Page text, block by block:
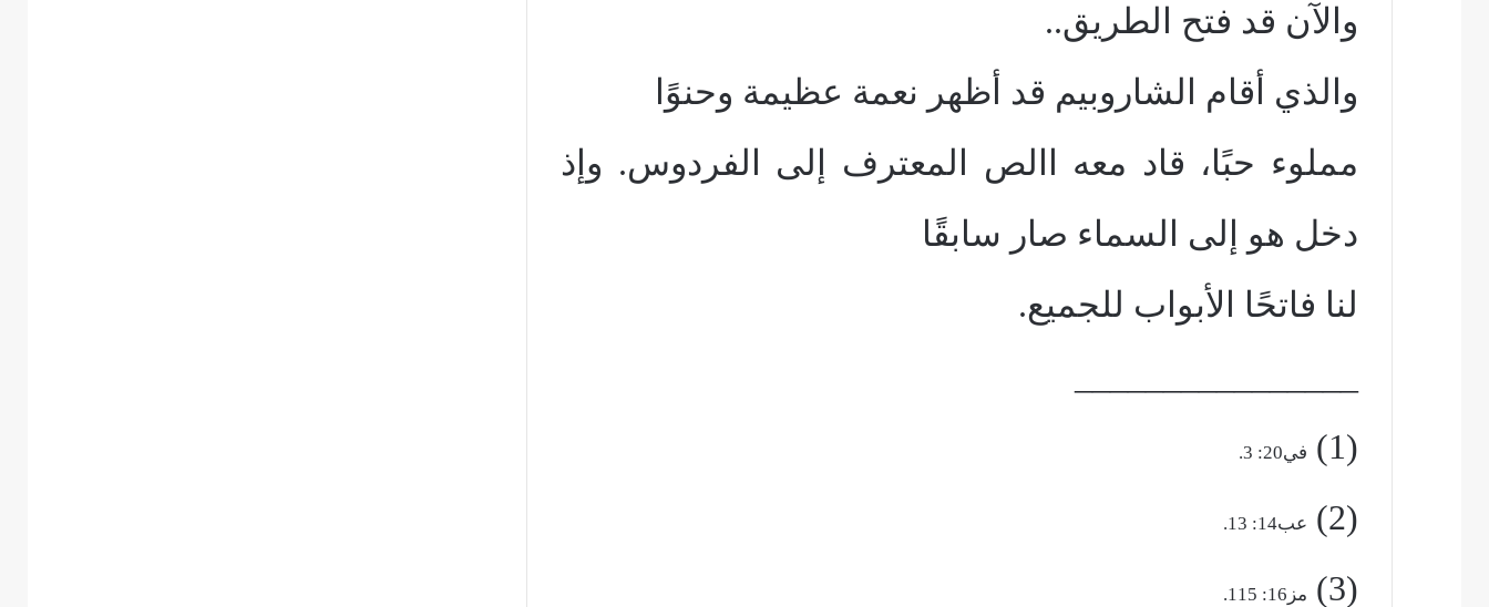
والآن قد فتح الطريق..
والذي أقام الشاروبيم قد أظهر نعمة عظيمة وحنوًا
مملوء حبًا، قاد معه االص المعترف إلى الفردوس. وإذ
دخل هو إلى السماء صار سابقًا
لنا فاتحًا الأبواب للجميع.
(1)
في20: 3.
(2) عب14: 13.
(3) مز16: 115.